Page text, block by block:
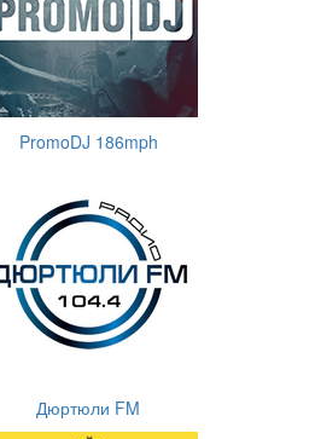
PromoDJ 186mph
Дюртюли FM